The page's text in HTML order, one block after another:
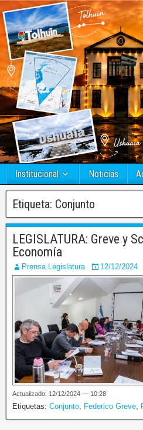
Institucional Noticias
Etiqueta: Conjunto
LEGISLATURA: Greve y
Economía
Prensa Legislatura 12/12/2024
Actualizado: 12/12/2024 — 10:28
Etiquetas: Conjunto, Federico Greve,